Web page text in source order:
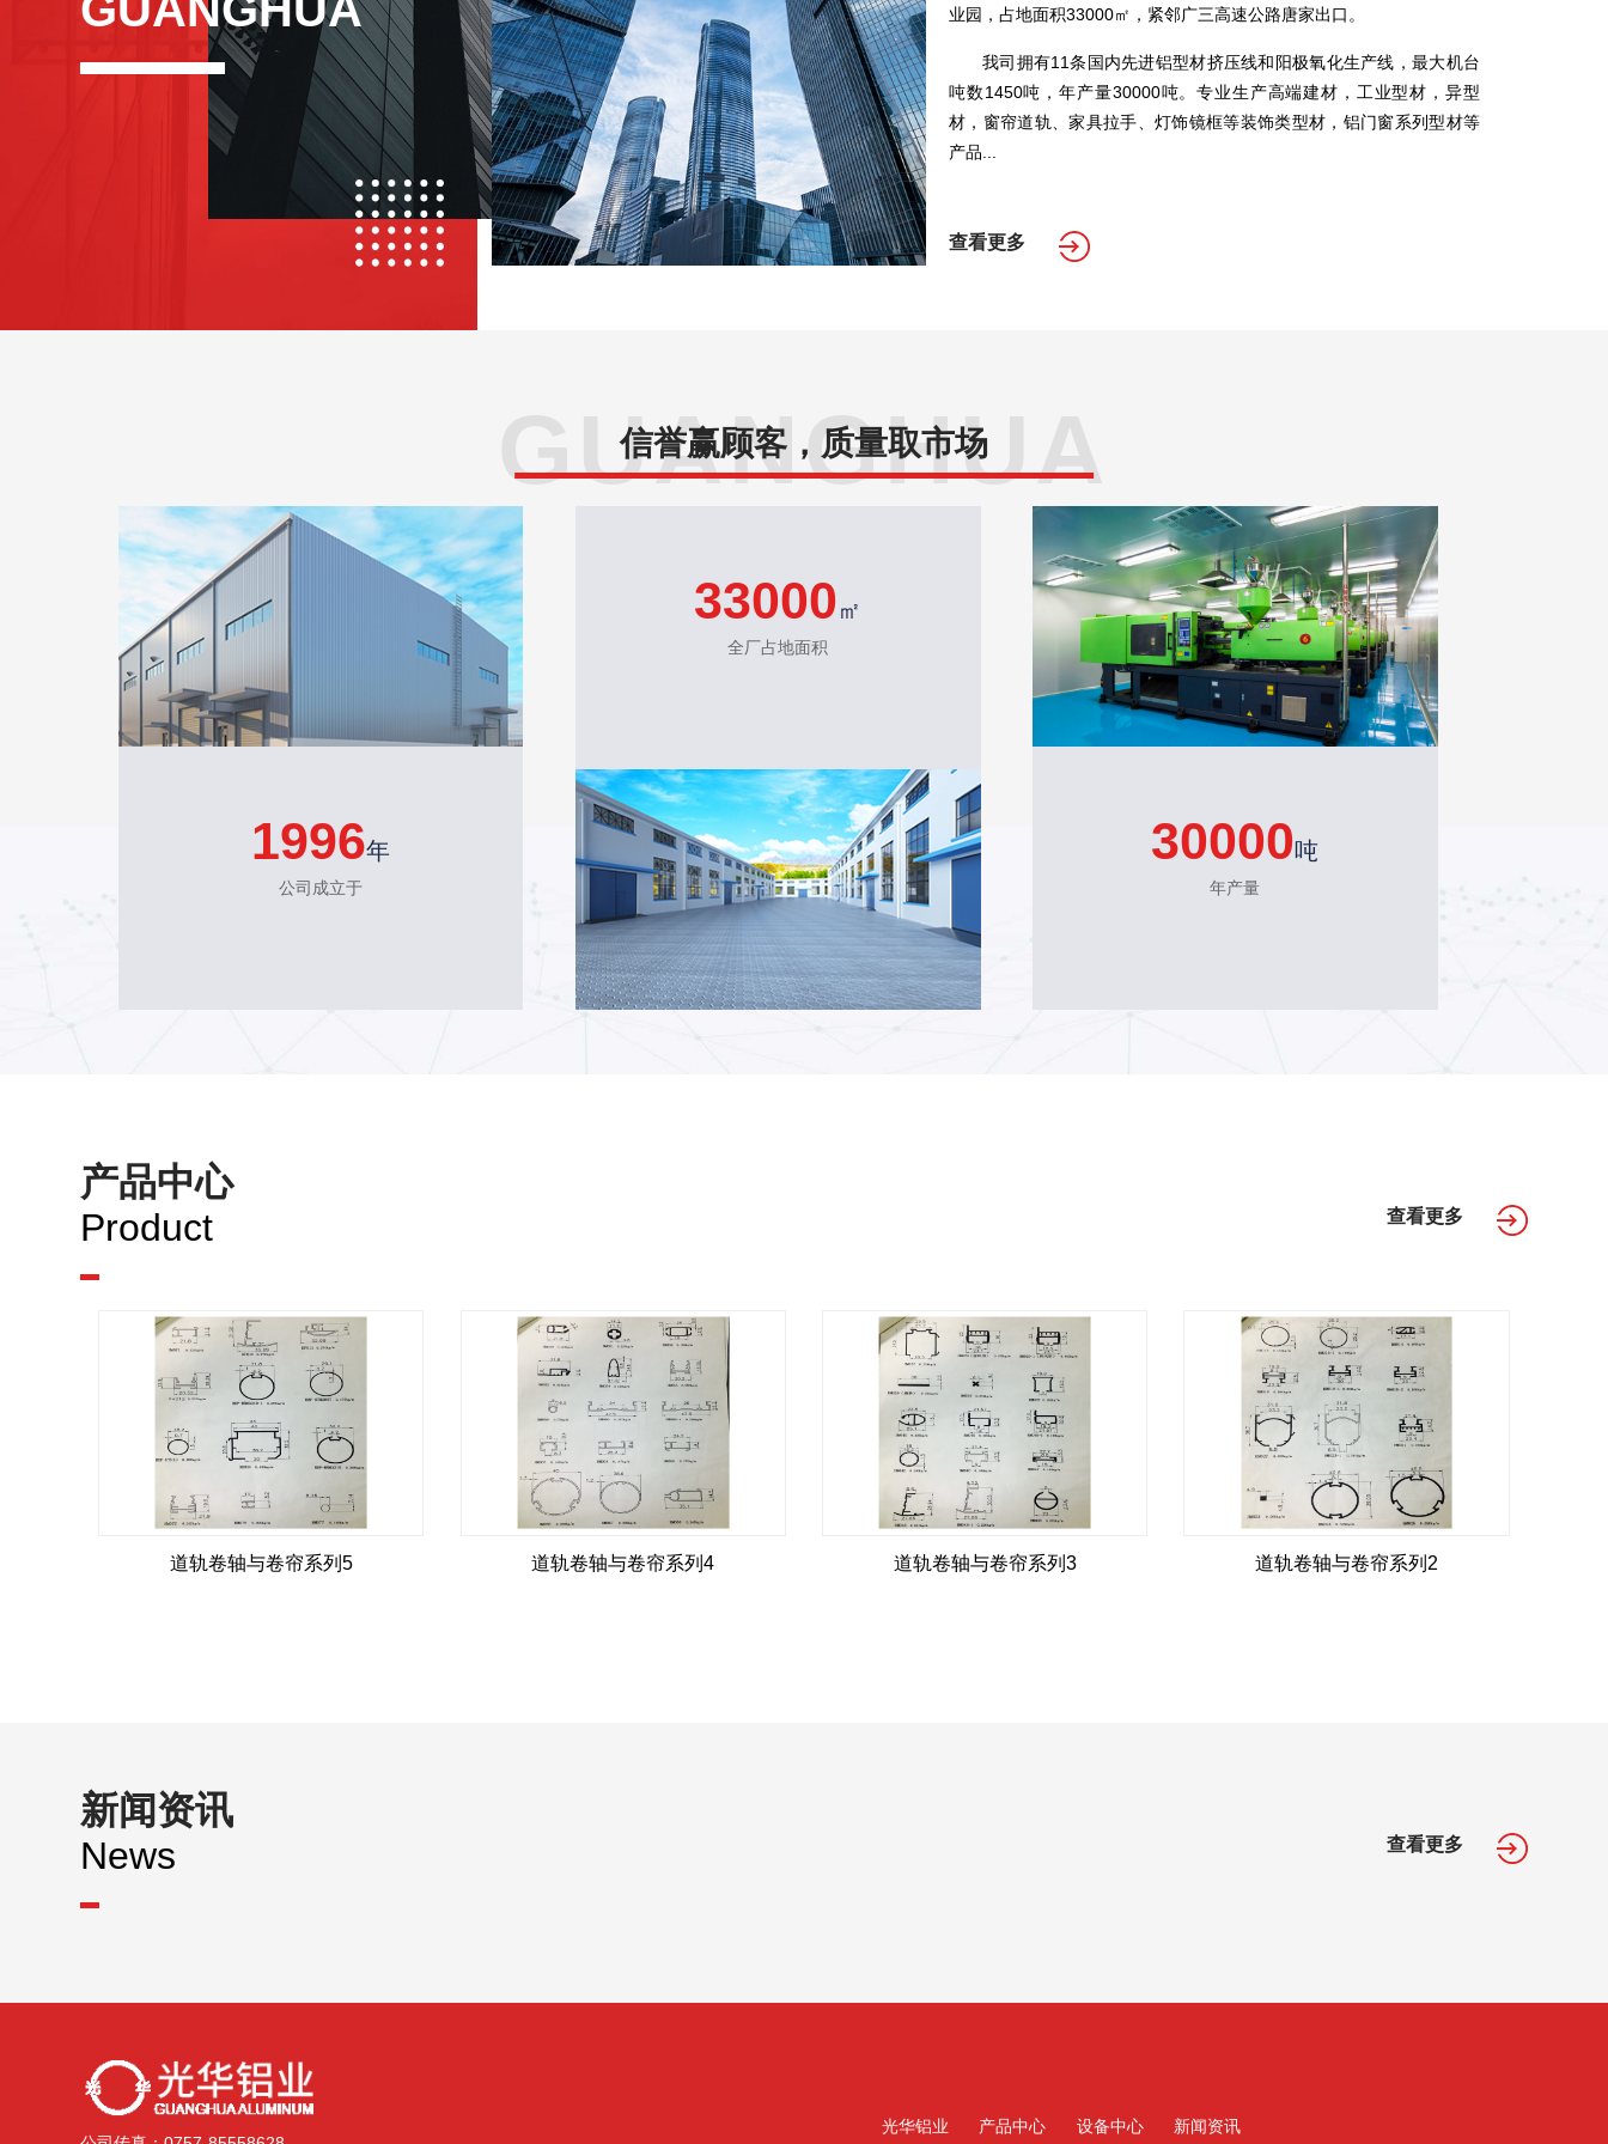
业园，占地面积33000㎡，紧邻广三高速公路唐家出口。
我司拥有11条国内先进铝型材挤压线和阳极氧化生产线，最大机台
吨数1450吨，年产量30000吨。专业生产高端建材，工业型材，异型
材，窗帘道轨、家具拉手、灯饰镜框等装饰类型材，铝门窗系列型材等
产品...
查看更多
GUANGHUA
信誉赢顾客，质量取市场
1996年
公司成立于
33000㎡
全厂占地面积
30000吨
年产量
产品中心
Product
查看更多
道轨卷轴与卷帘系列5 道轨卷轴与卷帘系列4 道轨卷轴与卷帘系列3 道轨卷轴与卷帘系列2
新闻资讯
News
查看更多
光华铝业 产品中心 设备中心
新闻资讯